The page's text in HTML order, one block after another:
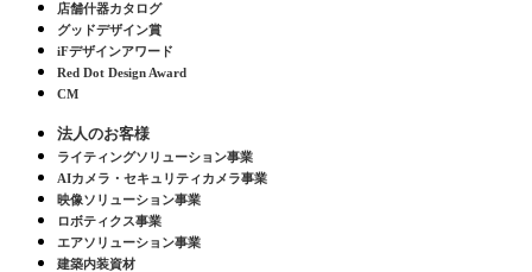
店舗什器カタログ
グッドデザイン賞
iFデザインアワード
Red Dot Design Award
CM
法人のお客様
ライティングソリューション事業
AIカメラ・セキュリティカメラ事業
映像ソリューション事業
ロボティクス事業
エアソリューション事業
建築内装資材